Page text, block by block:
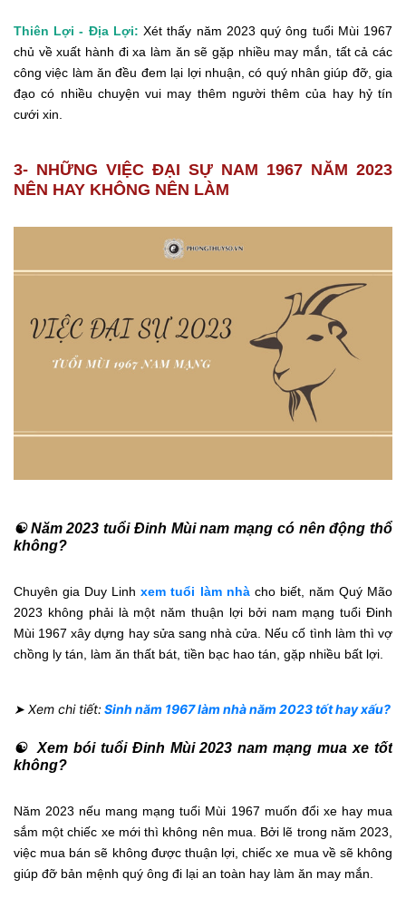
Thiên Lợi - Địa Lợi: Xét thấy năm 2023 quý ông tuổi Mùi 1967
chủ về xuất hành đi xa làm ăn sẽ gặp nhiều may mắn, tất cả các
công việc làm ăn đều đem lại lợi nhuận, có quý nhân giúp đỡ, gia
đạo có nhiều chuyện vui may thêm người thêm của hay hỷ tín
cưới xin.
3- NHỮNG VIỆC ĐẠI SỰ NAM 1967 NĂM 2023
NÊN HAY KHÔNG NÊN LÀM
☯ Năm 2023 tuổi Đinh Mùi nam mạng có nên động thổ
không?
Chuyên gia Duy Linhxem tuổi làm nhàcho biết, năm Quý Mão
2023 không phải là một năm thuận lợi bởi nam mạng tuổi Đinh
Mùi 1967 xây dựng hay sửa sang nhà cửa. Nếu cố tình làm thì vợ
chồng ly tán, làm ăn thất bát, tiền bạc hao tán, gặp nhiều bất lợi.
➤ Xem chi tiết:Sinh năm 1967 làm nhà năm 2023 tốt hay xấu?
☯ Xem bói tuổi Đinh Mùi 2023 nam mạng mua xe tốt
không?
Năm 2023 nếu mang mạng tuổi Mùi 1967 muốn đổi xe hay mua
sắm một chiếc xe mới thì không nên mua. Bởi lẽ trong năm 2023,
việc mua bán sẽ không được thuận lợi, chiếc xe mua về sẽ không
giúp đỡ bản mệnh quý ông đi lại an toàn hay làm ăn may mắn.